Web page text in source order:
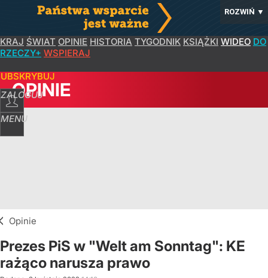
ROZWIŃ ▼
KRAJ ŚWIAT OPINIE HISTORIA TYGODNIK KSIĄŻKI WIDEO DO
RZECZY+ WSPIERAJ
ZALOGUJ
MENU
OPINIE
Opinie
Prezes PiS w "Welt am Sonntag": KE
rażąco narusza prawo